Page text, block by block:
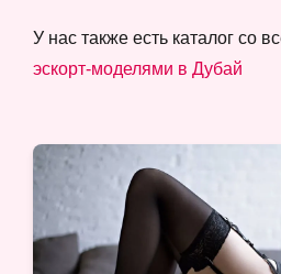
У нас также есть каталог со
эскорт-моделями в Дубай